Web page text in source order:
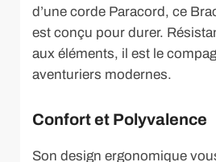
d’une corde Paracord, ce
est conçu pour durer.
aux éléments, il est le
aventuriers modernes.
Confort et Polyvalence
Son design ergonomique